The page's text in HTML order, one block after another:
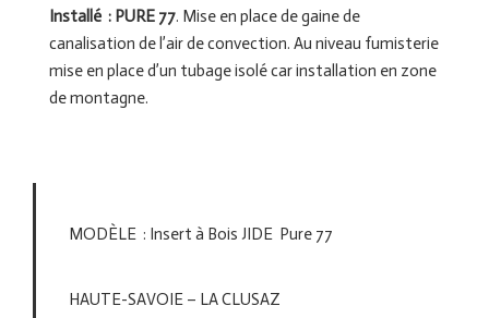
Installé : PURE 77. Mise en place de gaine de
canalisation de l’air de convection. Au niveau fumisterie
mise en place d’un tubage isolé car installation en zone
de montagne.
MODÈLE : Insert à Bois JIDE Pure 77
HAUTE-SAVOIE – LA CLUSAZ